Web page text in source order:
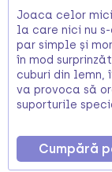
Joaca celor
la care nici nu
par simple și
în mod
cuburi din
va provoca să
suporturile
Cumpără